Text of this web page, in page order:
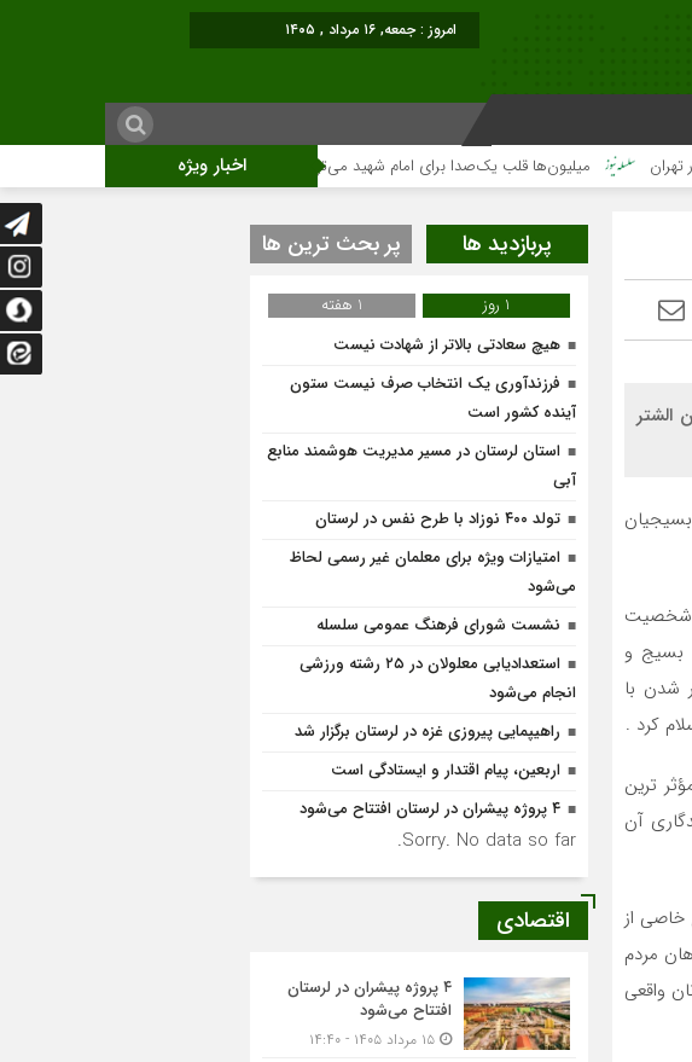
امروز : جمعه, ۱۶ مرداد , ۱۴۰۵
اخبار ویژه میلیون‌ها قلب یک‌صدا برای امام شهید می‌تپد نمایشگاه آثار هنری ویژه ارتحال امام
الشتر
ورزشی در شهرستان الشتر، با شرکت ۱۵۰ نفر از بسیجیان
شخصیت
بسیج و
شدن با
کرد .
ترین
آن
خاصی از
مردم
واقعی
پربازدید ها پر بحث ترین ها
1 روز
1 هفته
هیچ سعادتی بالاتر از شهادت نیست
فرزندآوری یک انتخاب صرف نیست ستون
آینده کشور است
استان لرستان در مسیر مدیریت هوشمند منابع
آبی
تولد ۴۰۰ نوزاد با طرح نفس در لرستان
امتیازات ویژه برای معلمان غیر رسمی لحاظ
می‌شود
نشست شورای فرهنگ عمومی سلسله
استعدادیابی معلولان در ۲۵ رشته ورزشی
انجام می‌شود
راهیپمایی پیروزی غزه در لرستان برگزار شد
اربعین، پیام اقتدار و ایستادگی است
۴ پروژه پیشران در لرستان افتتاح می‌شود
Sorry. No data so far.
اقتصادی
۴ پروژه پیشران در لرستان
افتتاح می‌شود